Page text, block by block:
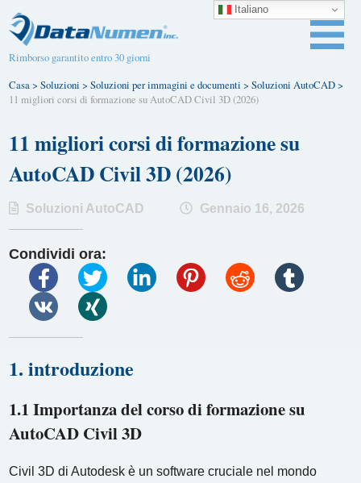
Rimborso garantito entro 30 giorni
Casa>Soluzioni >Soluzioni per immagini e documenti >Soluzioni AutoCAD>
11 migliori corsi di formazione su AutoCAD Civil 3D (2026)
11 migliori corsi di formazione su
AutoCAD Civil 3D (2026)
Soluzioni AutoCAD Gennaio 16, 2026
Condividi ora:
1. introduzione
1.1 Importanza del corso di formazione su
AutoCAD Civil 3D
Civil 3D di Autodesk è un software cruciale nel mondo
Italiano